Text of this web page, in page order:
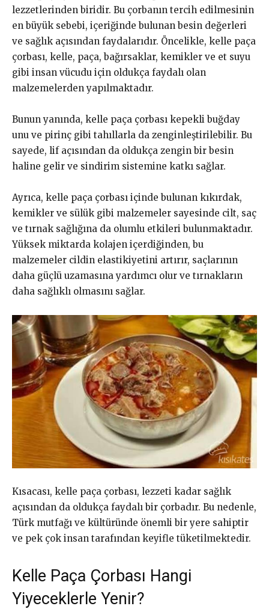
lezzetlerinden biridir. Bu çorbanın tercih edilmesinin
en büyük sebebi, içeriğinde bulunan besin değerleri
ve sağlık açısından faydalarıdır. Öncelikle, kelle paça
çorbası, kelle, paça, bağırsaklar, kemikler ve et suyu
gibi insan vücudu için oldukça faydalı olan
malzemelerden yapılmaktadır.
Bunun yanında, kelle paça çorbası kepekli buğday
unu ve pirinç gibi tahıllarla da zenginleştirilebilir. Bu
sayede, lif açısından da oldukça zengin bir besin
haline gelir ve sindirim sistemine katkı sağlar.
Ayrıca, kelle paça çorbası içinde bulunan kıkırdak,
kemikler ve sülük gibi malzemeler sayesinde cilt, saç
ve tırnak sağlığına da olumlu etkileri bulunmaktadır.
Yüksek miktarda kolajen içerdiğinden, bu
malzemeler cildin elastikiyetini artırır, saçlarının
daha güçlü uzamasına yardımcı olur ve tırnakların
daha sağlıklı olmasını sağlar.
Kısacası, kelle paça çorbası, lezzeti kadar sağlık
açısından da oldukça faydalı bir çorbadır. Bu nedenle,
Türk mutfağı ve kültüründe önemli bir yere sahiptir
ve pek çok insan tarafından keyifle tüketilmektedir.
Kelle Paça Çorbası Hangi
Yiyeceklerle Yenir?